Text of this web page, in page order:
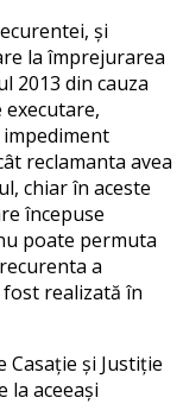
şi
la împrejurarea
2013 din cauza
reclamanta avea
chiar în aceste
începuse
poate permuta
a
fost realizată în
Casaţie şi Justiţie
la aceeaşi